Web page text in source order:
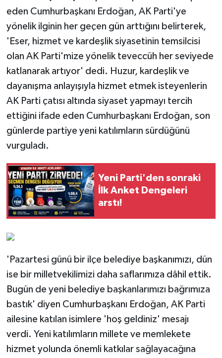
eden Cumhurbaşkanı Erdoğan, AK Parti'ye
yönelik ilginin her geçen gün arttığını belirterek,
'Eser, hizmet ve kardeşlik siyasetinin temsilcisi
olan AK Parti'mize yönelik teveccüh her seviyede
katlanarak artıyor' dedi. Huzur, kardeşlik ve
dayanışma anlayışıyla hizmet etmek isteyenlerin
AK Parti çatısı altında siyaset yapmayı tercih
ettiğini ifade eden Cumhurbaşkanı Erdoğan, son
günlerde partiye yeni katılımların sürdüğünü
vurguladı.
Yeni Parti'den sonraki
İlk Anket Dengeleri
arstı!
'Pazartesi günü bir ilçe belediye başkanımızı, dün
ise bir milletvekilimizi daha saflarımıza dâhil ettik.
Bugün de yeni belediye başkanlarımızı bağrımıza
bastık' diyen Cumhurbaşkanı Erdoğan, AK Parti
ailesine katılan isimlere 'hoş geldiniz' mesajı
verdi. Yeni katılımların millete ve memlekete
hizmet yolunda önemli katkılar sağlayacağına